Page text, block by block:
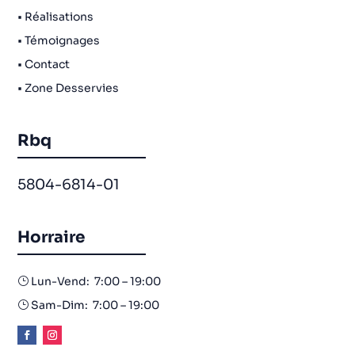
• Réalisations
• Témoignages
• Contact
• Zone Desservies
Rbq
5804-6814-01
Horraire
} Lun-Vend: 7:00 – 19:00
} Sam-Dim: 7:00 – 19:00